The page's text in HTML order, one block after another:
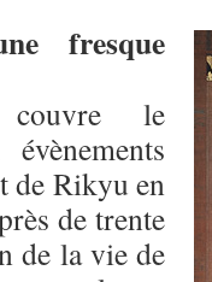
fresque
le
de Rikyu en
de trente
de la vie de